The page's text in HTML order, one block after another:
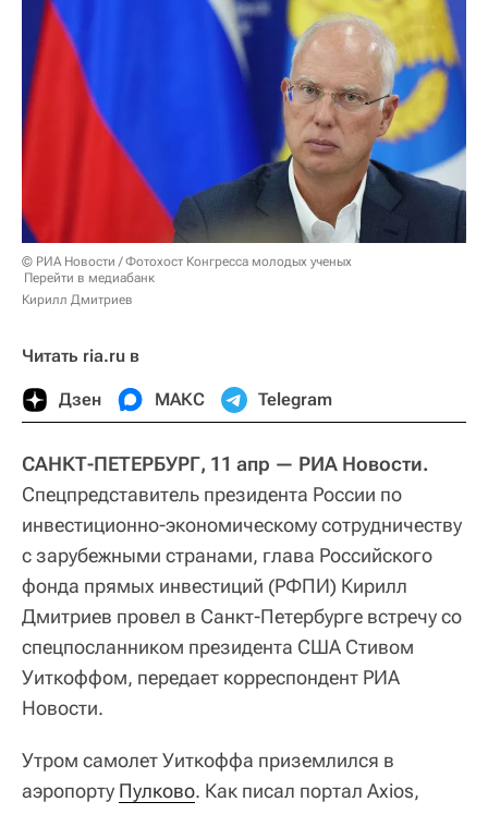
© РИА Новости / Фотохост Конгресса молодых ученых
Перейти в медиабанк
Кирилл Дмитриев
Читать ria.ru в
Дзен МАКС Telegram
САНКТ-ПЕТЕРБУРГ, 11 апр — РИА Новости.
Спецпредставитель президента России по
инвестиционно-экономическому сотрудничеству
с зарубежными странами, глава Российского
фонда прямых инвестиций (РФПИ) Кирилл
Дмитриев провел в Санкт-Петербурге встречу со
спецпосланником президента США Стивом
Уиткоффом, передает корреспондент РИА
Новости.
Утром самолет Уиткоффа приземлился в
аэропорту Пулково. Как писал портал Axios,